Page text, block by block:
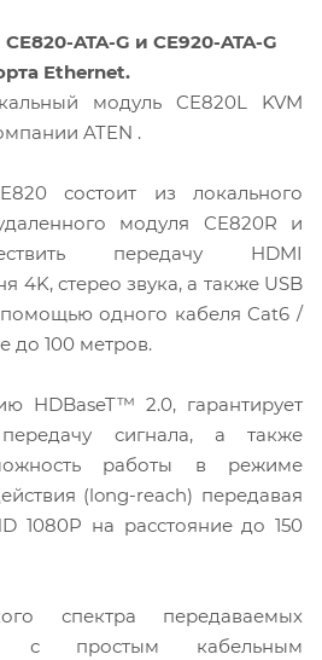
ATA-G и CE920-ATA-G
Ethernet.
модуль CE820L KVM
ATEN .
состоит из локального
модуля CE820R и
передачу HDMI
4K, стерео звука, а также USB
помощью одного кабеля Cat6 /
до 100 метров.
HDBaseT™ 2.0, гарантирует
сигнала, а также
работы в режиме
(long-reach) передавая
1080P на расстояние до 150
спектра передаваемых
с простым кабельным